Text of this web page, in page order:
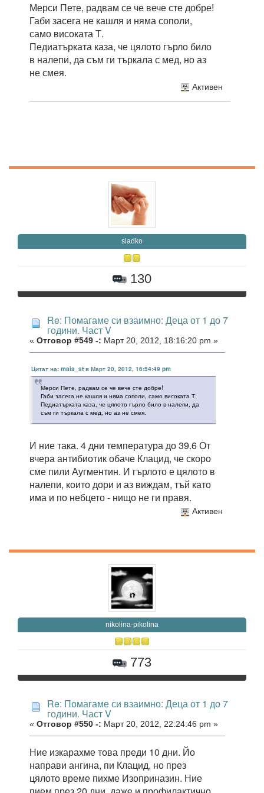
Мерси Пете, радвам се че вече сте добре!
Габи засега не кашля и няма сополи,
само високата Т.
Педиатърката каза, че цялото гърло било
в налепи, да съм ги търкала с мед, но аз
не смея.
Активен
sladko
130
Re: Помагаме си взаимно: Деца от 1 до 7
години. Част V
« Отговор #549 -: Март 20, 2012, 18:16:20 pm »
Цитат на: maia_st в Март 20, 2012, 16:54:49 pm
Мерси Пете, радвам се че вече сте добре!
Габи засега не кашля и няма сополи, само високата Т.
Педиатърката каза, че цялото гърло било в налепи, да
съм ги търкала с мед, но аз не смея.
И ние така. 4 дни температура до 39.6 От
вчера антибиотик обаче Клацид, че скоро
сме пили Аугментин. И гърлото е цялото в
налепи, които дори и аз виждам, тъй като
има и по небцето - нищо не ги правя.
Активен
nikolina-pikolina
773
Re: Помагаме си взаимно: Деца от 1 до 7
години. Част V
« Отговор #550 -: Март 20, 2012, 22:24:46 pm »
Ние изкарахме това преди 10 дни. Йо
направи ангина, пи Клацид, но през
цялото време пихме Изоприназин. Ние